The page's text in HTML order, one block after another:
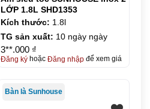
LỚP 1.8L SHD1353
Kích thước: 1.8l
TG sản xuất: 10 ngày ngày
3**.000 ₫
Đăng kýhoặc Đăng nhậpđể xem giá
Bàn là Sunhouse